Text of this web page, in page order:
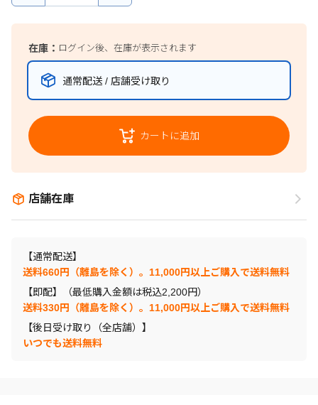
在庫： ログイン後、在庫が表示されます
通常配送 / 店舗受け取り
カートに追加
店舗在庫
【通常配送】
送料660円（離島を除く）。11,000円以上ご購入で送料無料
【即配】（最低購入金額は税込2,200円）
送料330円（離島を除く）。11,000円以上ご購入で送料無料
【後日受け取り（全店舗）】
いつでも送料無料